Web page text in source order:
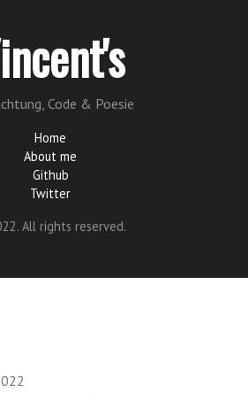
Code & Poesie
Home
About me
Github
Twitter
All rights reserved.